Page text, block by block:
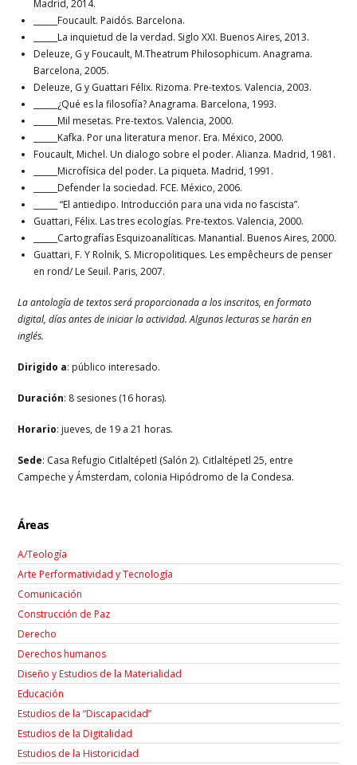
Madrid, 2014.
______Foucault. Paidós. Barcelona.
______La inquietud de la verdad. Siglo XXI. Buenos Aires, 2013.
Deleuze, G y Foucault, M.Theatrum Philosophicum. Anagrama.
Barcelona, 2005.
Deleuze, G y Guattari Félix. Rizoma. Pre-textos. Valencia, 2003.
______¿Qué es la filosofía? Anagrama. Barcelona, 1993.
______Mil mesetas. Pre-textos. Valencia, 2000.
______Kafka. Por una literatura menor. Era. México, 2000.
Foucault, Michel. Un dialogo sobre el poder. Alianza. Madrid, 1981.
______Microfísica del poder. La piqueta. Madrid, 1991.
______Defender la sociedad. FCE. México, 2006.
______ “El antiedipo. Introducción para una vida no fascista”.
Guattari, Félix. Las tres ecologías. Pre-textos. Valencia, 2000.
______Cartografías Esquizoanalíticas. Manantial. Buenos Aires, 2000.
Guattari, F. Y Rolnik, S. Micropolitiques. Les empêcheurs de penser
en rond/ Le Seuil. Paris, 2007.
La antología de textos será proporcionada a los inscritos, en formato
digital, días antes de iniciar la actividad. Algunas lecturas se harán en
inglés.
Dirigido a: público interesado.
Duración: 8 sesiones (16 horas).
Horario: jueves, de 19 a 21 horas.
Sede: Casa Refugio Citlaltépetl (Salón 2). Citlaltépetl 25, entre
Campeche y Ámsterdam, colonia Hipódromo de la Condesa.
Áreas
A/Teología
Arte Performatividad y Tecnología
Comunicación
Construcción de Paz
Derecho
Derechos humanos
Diseño y Estudios de la Materialidad
Educación
Estudios de la “Discapacidad”
Estudios de la Digitalidad
Estudios de la Historicidad